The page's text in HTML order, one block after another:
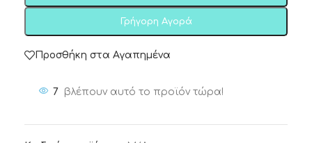
Γρήγορη Αγορά
Προσθήκη στα Αγαπημένα
7 βλέπουν αυτό το προϊόν τώρα!